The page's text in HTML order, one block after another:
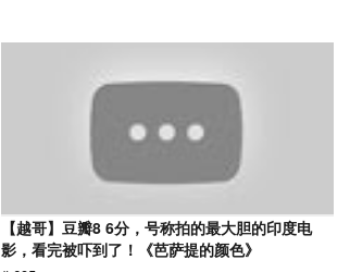
【越哥】豆瓣8 6分，号称拍的最大胆的印度电
影，看完被吓到了！《芭萨提的颜色》